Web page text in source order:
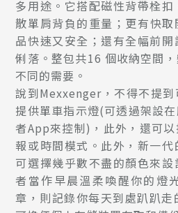
多用途。它搭配磁性背帶栓
散單肩背負的重量；更有快
品快速又安全；還有全幅前
俐落。整包共16 個收納空間
不同的需要。
說到Mexxenger，不得不提
提供單車指示燈(可透過架設
者App來控制)，此外，還可
報或時間模式。此外，新一代
可選擇幾乎數不盡的顏色來
者當作早晨溫柔喚醒你的燈
章，則記錄你每天到處趴趴走